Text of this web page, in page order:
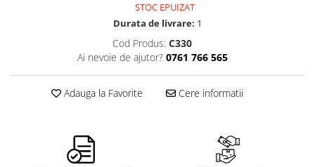
STOC EPUIZAT
Durata de livrare: 1
Cod Produs: C330
Ai nevoie de ajutor? 0761 766 565
Adauga la Favorite Cere informatii